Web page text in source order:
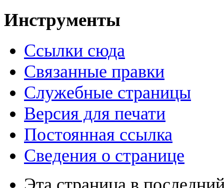
Инструменты
Ссылки сюда
Связанные правки
Служебные страницы
Версия для печати
Постоянная ссылка
Сведения о странице